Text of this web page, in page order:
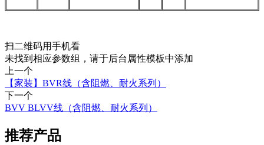
扫二维码用手机看
未找到相应参数组，请于后台属性模板中添加
上一个
【家装】BVR线（含阻燃、耐火系列）
下一个
BVV BLVV线（含阻燃、耐火系列）
推荐产品